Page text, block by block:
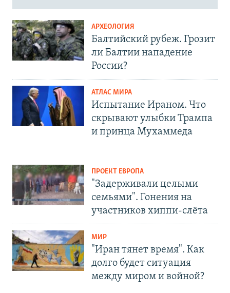
АРХЕОЛОГИЯ
Балтийский рубеж. Грозит
ли Балтии нападение
России?
АТЛАС МИРА
Испытание Ираном. Что
скрывают улыбки Трампа
и принца Мухаммеда
ПРОЕКТ ЕВРОПА
"Задерживали целыми
семьями". Гонения на
участников хиппи-слёта
МИР
"Иран тянет время". Как
долго будет ситуация
между миром и войной?